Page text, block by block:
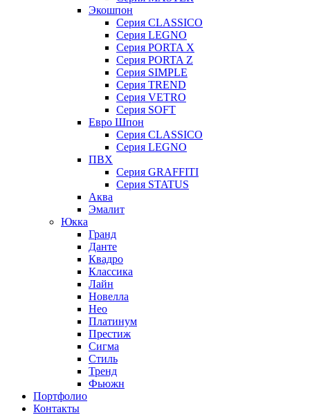
Экошпон
Серия CLASSICO
Серия LEGNO
Серия PORTA X
Серия PORTA Z
Серия SIMPLE
Серия TREND
Серия VETRO
Серия SOFT
Евро Шпон
Серия CLASSICO
Серия LEGNO
ПВХ
Серия GRAFFITI
Серия STATUS
Аква
Эмалит
Юкка
Гранд
Данте
Квадро
Классика
Лайн
Новелла
Нео
Платинум
Престиж
Сигма
Стиль
Тренд
Фьюжн
Портфолио
Контакты